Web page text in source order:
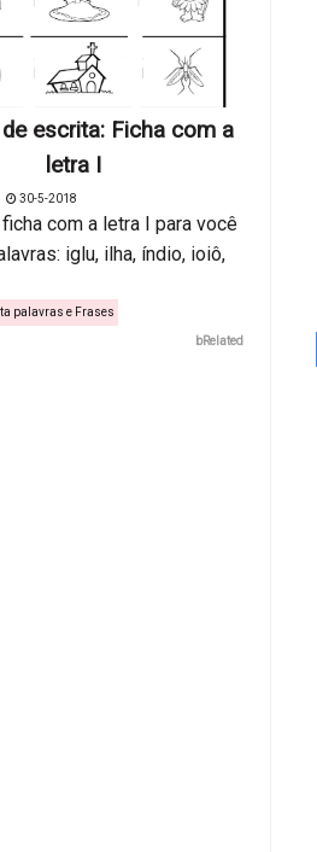
escrita: Ficha com a
letra I
30-5-2018
com a letra I para você
iglu, ilha, índio, ioiô,
palavras e Frases
bRelated